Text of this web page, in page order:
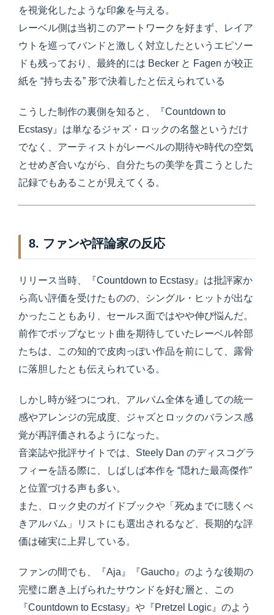
を視覚化したような印象を与える。
レーベル側は当初このアートワークを好まず、レイア
ウトを巡ってバンドと激しく対立したというエピソー
ドも残っており、最終的には Becker と Fagen が校正
紙を “持ち去る” 形で決着したと伝えられている
こうした制作の裏側を知ると、『Countdown to
Ecstasy』は単なるジャズ・ロックの名盤というだけ
でなく、アーティストがレーベルの期待や時代の空気
とせめぎ合いながら、自分たちの美学を貫こうとした
記録でもあることが見えてくる。
8. ファンや評論家の反応
リリース当時、『Countdown to Ecstasy』は批評家か
ら高い評価を受けたものの、シングル・ヒットが出な
かったこともあり、セールス面ではやや伸び悩んだ。
前作でポップなヒット曲を期待していたレーベル幹部
たちは、この知的で皮肉っぽい作品を前にして、露骨
に落胆したとも伝えられている。
しかし時が経つにつれ、アルバム全体を通しての統一
感やアレンジの完成度、ジャズとロックのバランス感
覚が再評価されるようになった。
音楽誌や批評サイトでは、Steely Dan のディスコグラ
フィーを語る際に、しばしば本作を “隠れた最高傑作”
と位置づける声も多い。
また、ロック史のガイドブックや「死ぬまでに聴くべ
きアルバム」リストにも選出されるなど、長期的な評
価は確実に上昇している。
ファンの間でも、『Aja』『Gaucho』のような後期の
完璧に磨き上げられたサウンドを好む層と、この
『Countdown to Ecstasy』や『Pretzel Logic』のよう